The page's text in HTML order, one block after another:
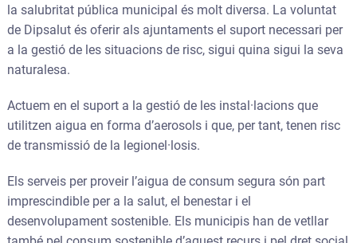
la salubritat pública municipal és molt diversa. La voluntat
de Dipsalut és oferir als ajuntaments el suport necessari per
a la gestió de les situacions de risc, sigui quina sigui la seva
naturalesa.
Actuem en el suport a la gestió de les instal·lacions que
utilitzen aigua en forma d’aerosols i que, per tant, tenen risc
de transmissió de la legionel·losis.
Els serveis per proveir l’aigua de consum segura són part
imprescindible per a la salut, el benestar i el
desenvolupament sostenible. Els municipis han de vetllar